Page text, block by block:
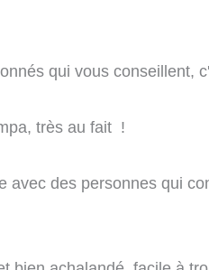
qui vous conseillent,
très au fait !
avec des personnes qui